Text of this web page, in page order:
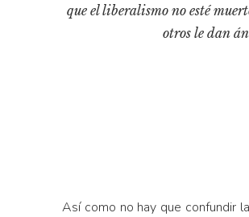
que el liberalismo no esté
otros le dan
Así como no hay que confundir